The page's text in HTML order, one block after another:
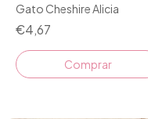
Gato Cheshire Alicia
€4,67
Comprar